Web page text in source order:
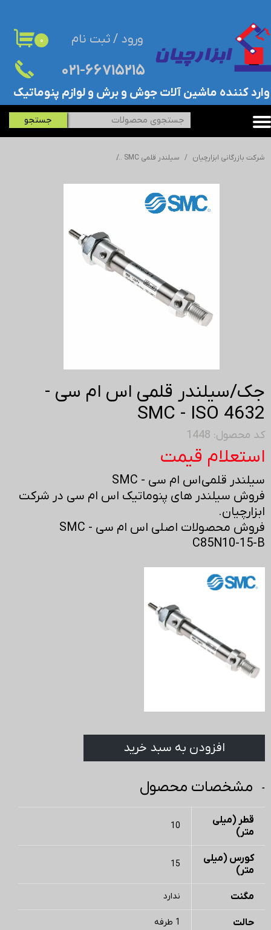
۰۲۱-۶۶۷۱۵۲۱۵​​​​​​​
جستجو
۰
​وارد کننده ماشین آلات جوش و برش و لوازم پنوماتیک
ورود / ثبت نام
حساب کاربری من
تغییر گذر واژه
خروج از حساب کاربری
شرکت بازرگانی ابزارچیان سیلندر قلمی SMC
جک/سیلندر قلمی اس ام سی -
SMC - ISO 4632
کد محصول: 1448
استعلام قیمت
سیلندر قلمی اس ام سی - SMC
فروش سیلندر های پنوماتیک اس ام سی در شرکت
ابزارچیان.
فروش محصولات اصلی اس ام سی - SMC
C85N10-15-B
افزودن به سبد خرید
مشخصات محصول
قطر (میلی
متر)
10
کورس (میلی
متر)
15
مگنت ندارد
حالت 1 طرفه